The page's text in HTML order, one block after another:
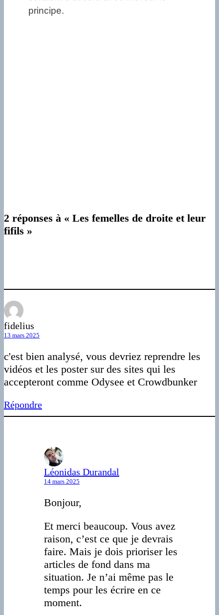
principe.
2 réponses à « Les femelles de droite et leur
fifils »
fidelius
13 mars 2025
c'est bien analysé, vous devriez reprendre les
vidéos et les poster sur des sites qui les
accepteront comme Odysee et Crowdbunker
Répondre
Léonidas Durandal
14 mars 2025
Bonjour,
Et merci beaucoup. Vous avez
raison, c’est ce que je devrais
faire. Mais je dois prioriser les
articles de fond dans ma
situation. Je n’ai même pas le
temps pour les écrire en ce
moment.